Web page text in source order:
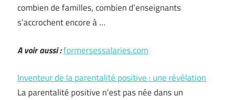
combien de familles, combien d’enseignants
s’accrochent encore à …
A voir aussi :formersessalaries.com
Inventeur de la parentalité positive : une révélation
La parentalité positive n’est pas née dans un